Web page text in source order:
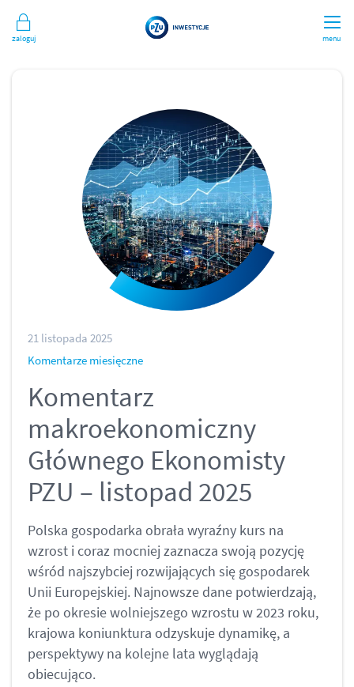
menu
Zaloguj
21 listopada 2025
Komentarze miesięczne
Komentarz
makroekonomiczny
Głównego Ekonomisty
PZU – listopad 2025
Polska gospodarka obrała wyraźny kurs na
wzrost i coraz mocniej zaznacza swoją pozycję
wśród najszybciej rozwijających się gospodarek
Unii Europejskiej. Najnowsze dane potwierdzają,
że po okresie wolniejszego wzrostu w 2023 roku,
krajowa koniunktura odzyskuje dynamikę, a
perspektywy na kolejne lata wyglądają
obiecująco.